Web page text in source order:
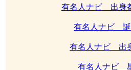
有名人ナビ 出身
有名人ナビ 誕
有名人ナビ 出
有名人ナビ